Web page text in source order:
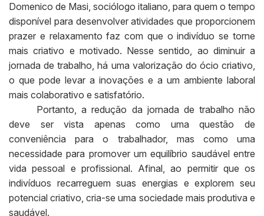
Domenico de Masi, sociólogo italiano, para quem o tempo
disponível para desenvolver atividades que proporcionem
prazer e relaxamento faz com que o indivíduo se torne
mais criativo e motivado. Nesse sentido, ao diminuir a
jornada de trabalho, há uma valorização do ócio criativo,
o que pode levar a inovações e a um ambiente laboral
mais colaborativo e satisfatório.
Portanto, a redução da jornada de trabalho não
deve ser vista apenas como uma questão de
conveniência para o trabalhador, mas como uma
necessidade para promover um equilíbrio saudável entre
vida pessoal e profissional. Afinal, ao permitir que os
indivíduos recarreguem suas energias e explorem seu
potencial criativo, cria-se uma sociedade mais produtiva e
saudável.